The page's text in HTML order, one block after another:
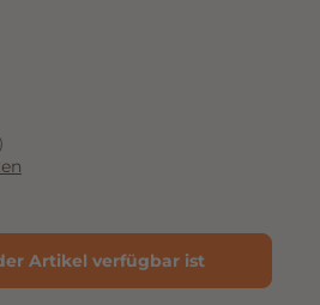
Artikel verfügbar ist